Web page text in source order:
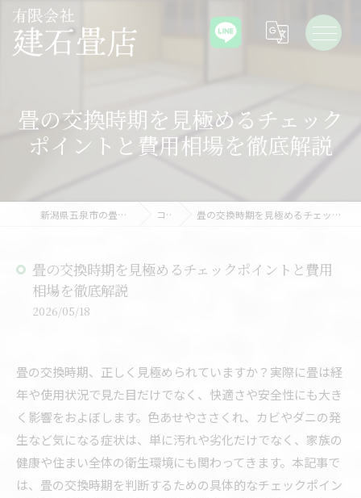
畳の交換時期を見極めるチェック
ポイントと費用相場を徹底解説
新潟県五泉市の畳なら有限会社建石畳店 コラム 畳の交換時期を見極めるチェックポイントと費用相場を徹底解説
畳の交換時期を見極めるチェックポイントと費用
相場を徹底解説
2026/05/18
畳の交換時期、正しく見極められていますか？実際に畳は経
年や使用状況で見た目だけでなく、快適さや安全性にも大き
く影響をおよぼします。色あせやささくれ、カビやダニの発
生など気になる症状は、単に汚れや劣化だけでなく、家族の
健康や住まい全体の衛生環境にも関わってきます。本記事で
は、畳の交換時期を判断するための具体的なチェックポイン